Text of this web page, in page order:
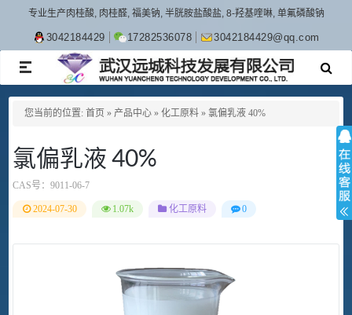
专业生产肉桂酸, 肉桂醛, 福美钠, 半胱胺盐酸盐, 8-羟基喹啉, 单氟磷酸钠
3042184429 17282536078 3042184429@qq.com
TOGGLE
NAVIGATION
您当前的位置: 首页 » 产品中心 » 化工原料 » 氯偏乳液 40%
氯偏乳液 40%
CAS号： 9011-06-7
2024-07-30 1.07k 化工原料 0